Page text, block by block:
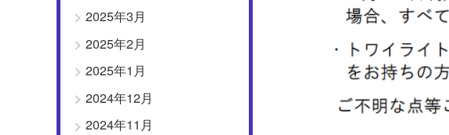
2025年3月
2025年2月
2025年1月
2024年12月
2024年11月